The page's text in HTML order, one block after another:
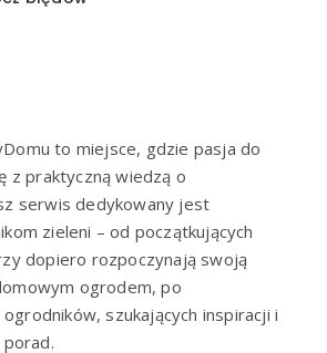
to miejsce, gdzie pasja do
z praktyczną wiedzą o
serwis dedykowany jest
zieleni – od początkujących
dopiero rozpoczynają swoją
ogrodem, po
szukających inspiracji i